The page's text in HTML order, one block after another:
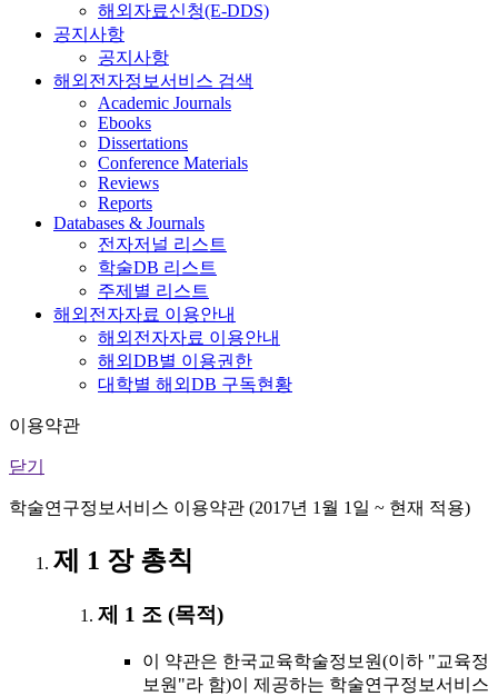
해외자료신청(E-DDS)
공지사항
공지사항
해외전자정보서비스 검색
Academic Journals
Ebooks
Dissertations
Conference Materials
Reviews
Reports
Databases & Journals
전자저널 리스트
학술DB 리스트
주제별 리스트
해외전자자료 이용안내
해외전자자료 이용안내
해외DB별 이용권한
대학별 해외DB 구독현황
이용약관
닫기
학술연구정보서비스 이용약관 (2017년 1월 1일 ~ 현재 적용)
제 1 장 총칙
제 1 조 (목적)
이 약관은 한국교육학술정보원(이하 "교육정
보원"라 함)이 제공하는 학술연구정보서비스